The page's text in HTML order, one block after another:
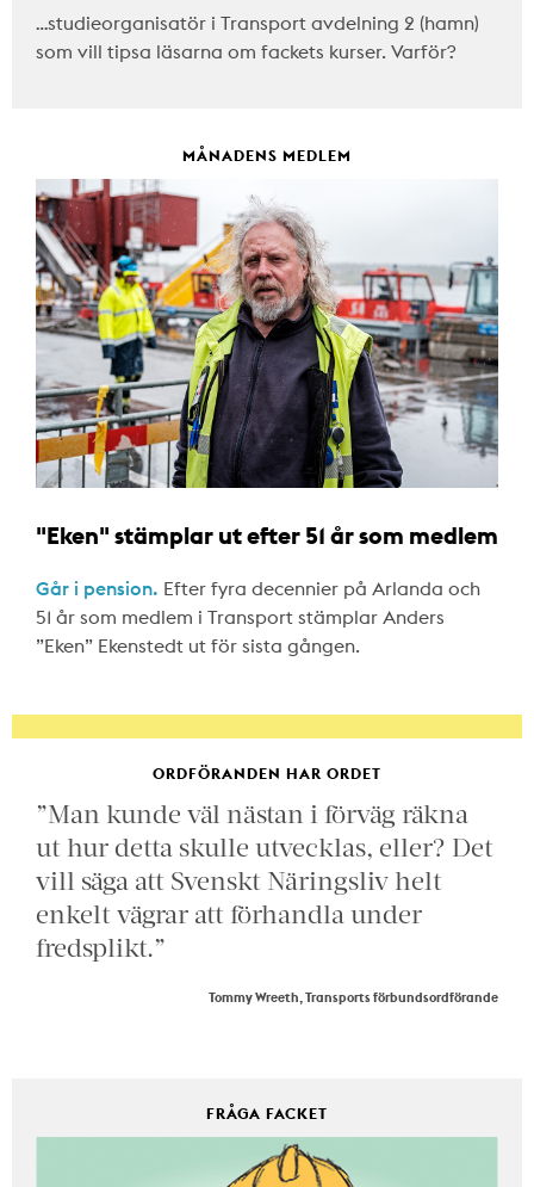
…studieorganisatör i Transport avdelning 2 (hamn)
som vill tipsa läsarna om fackets kurser. Varför?
MÅNADENS MEDLEM
"Eken" stämplar ut efter 51 år som medlem
Går i pension. Efter fyra decennier på Arlanda och
51 år som medlem i Transport stämplar Anders
”Eken” Ekenstedt ut för sista gången.
ORDFÖRANDEN HAR ORDET
”Man kunde väl nästan i förväg räkna
ut hur detta skulle utvecklas, eller? Det
vill säga att Svenskt Näringsliv helt
enkelt vägrar att förhandla under
fredsplikt.”
Tommy Wreeth, Transports förbundsordförande
FRÅGA FACKET